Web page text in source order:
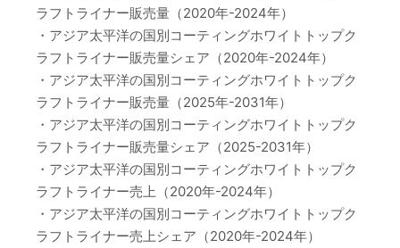
ラフトライナー販売量（2020年-2024年）
・アジア太平洋の国別コーティングホワイトトップク
ラフトライナー販売量シェア（2020年-2024年）
・アジア太平洋の国別コーティングホワイトトップク
ラフトライナー販売量（2025年-2031年）
・アジア太平洋の国別コーティングホワイトトップク
ラフトライナー販売量シェア（2025-2031年）
・アジア太平洋の国別コーティングホワイトトップク
ラフトライナー売上（2020年-2024年）
・アジア太平洋の国別コーティングホワイトトップク
ラフトライナー売上シェア（2020年-2024年）